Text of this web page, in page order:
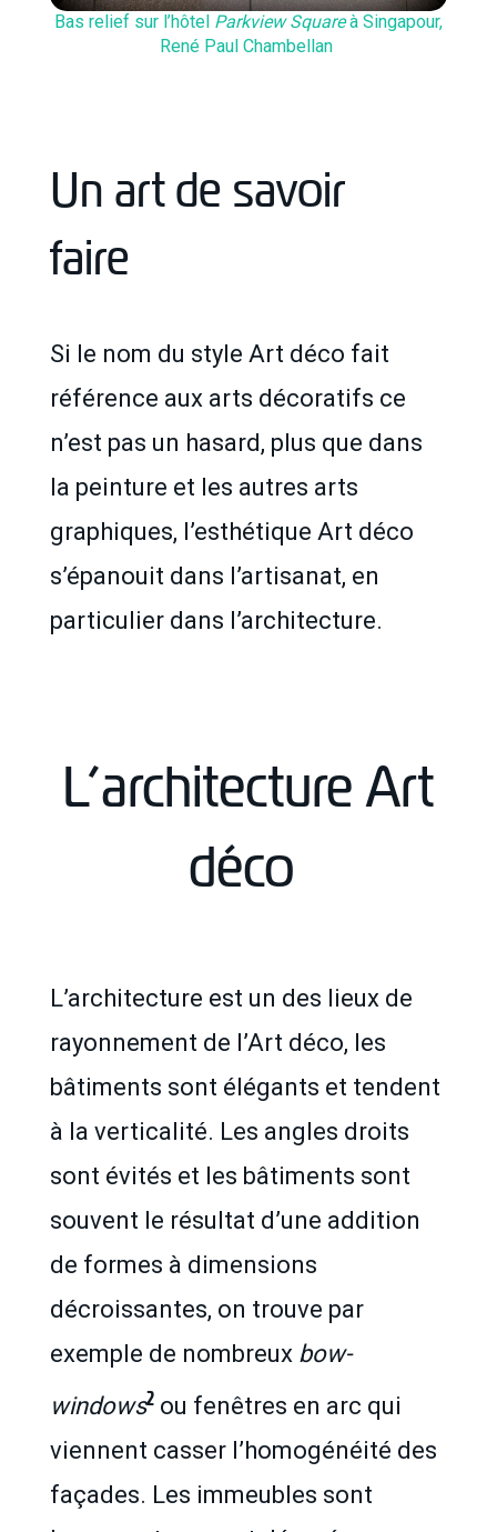
Bas relief sur l’hôtel Parkview Squareà Singapour,
René Paul Chambellan
Un art de savoir
faire
Si le nom du style Art déco fait
référence aux arts décoratifs ce
n’est pas un hasard, plus que dans
la peinture et les autres arts
graphiques, l’esthétique Art déco
s’épanouit dans l’artisanat, en
particulier dans l’architecture.
L’architecture Art
déco
L’architecture est un des lieux de
rayonnement de l’Art déco, les
bâtiments sont élégants et tendent
à la verticalité. Les angles droits
sont évités et les bâtiments sont
souvent le résultat d’une addition
de formes à dimensions
décroissantes, on trouve par
exemple de nombreux bow-
windows2ou fenêtres en arc qui
viennent casser l’homogénéité des
façades. Les immeubles sont